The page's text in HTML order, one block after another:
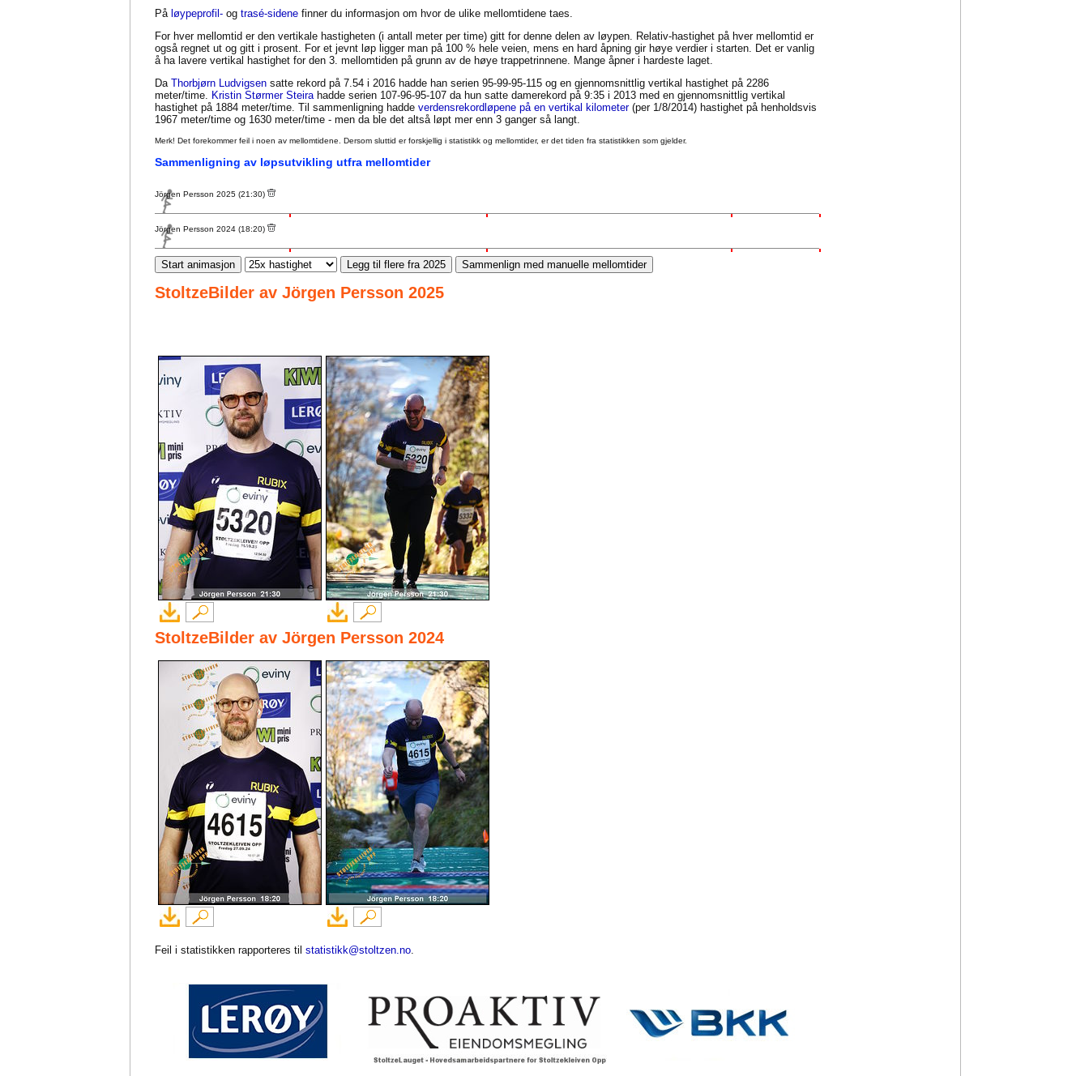
På løypeprofil- og trasé-sidene finner du informasjon om hvor de ulike mellomtidene taes.
For hver mellomtid er den vertikale hastigheten (i antall meter per time) gitt for denne delen av løypen. Relativ-hastighet på hver mellomtid er
også regnet ut og gitt i prosent. For et jevnt løp ligger man på 100 % hele veien, mens en hard åpning gir høye verdier i starten. Det er vanlig
å ha lavere vertikal hastighet for den 3. mellomtiden på grunn av de høye trappetrinnene. Mange åpner i hardeste laget.
Da Thorbjørn Ludvigsen satte rekord på 7.54 i 2016 hadde han serien 95-99-95-115 og en gjennomsnittlig vertikal hastighet på 2286
meter/time. Kristin Størmer Steirahadde serien 107-96-95-107 da hun satte damerekord på 9:35 i 2013 med en gjennomsnittlig vertikal
hastighet på 1884 meter/time. Til sammenligning hadde verdensrekordløpene på en vertikal kilometer(per 1/8/2014) hastighet på henholdsvis
1967 meter/time og 1630 meter/time - men da ble det altså løpt mer enn 3 ganger så langt.
Merk! Det forekommer feil i noen av mellomtidene. Dersom sluttid er forskjellig i statistikk og mellomtider, er det tiden fra statistikken som gjelder.
Sammenligning av løpsutvikling utfra mellomtider
Jörgen Persson 2025 (21:30)
Jörgen Persson 2024 (18:20)
Start animasjon Legg til flere fra 2025 Sammenlign med manuelle mellomtider
StoltzeBilder av Jörgen Persson 2025
StoltzeBilder av Jörgen Persson 2024
Feil i statistikken rapporteres til statistikk@stoltzen.no.